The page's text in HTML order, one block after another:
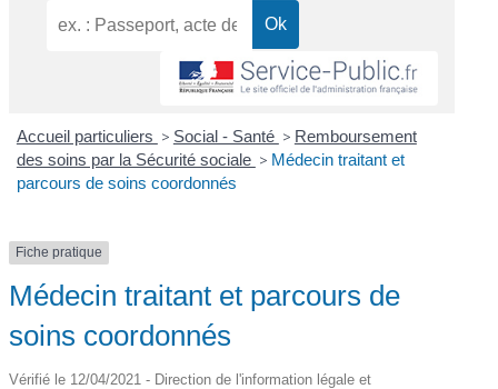
Accueil particuliers > Social - Santé > Remboursement
des soins par la Sécurité sociale > Médecin traitant et
parcours de soins coordonnés
Fiche pratique
Médecin traitant et parcours de
soins coordonnés
Vérifié le 12/04/2021 - Direction de l'information légale et